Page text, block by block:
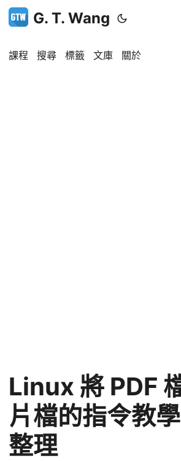
G. T. Wang
課程 搜尋 標籤 文庫 關於
Linux 將 PDF
片檔的指令教
整理